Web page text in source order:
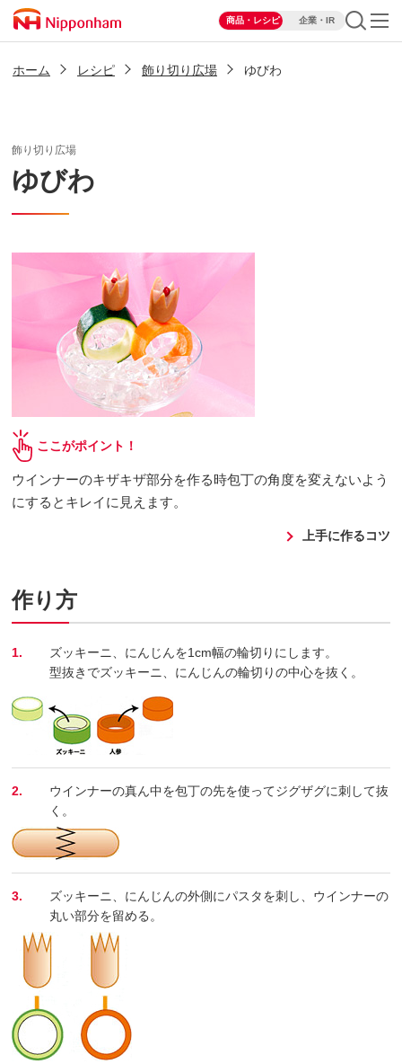
商品・レシピ 企業・IR
ホーム レシピ 飾り切り広場 ゆびわ
飾り切り広場
ゆびわ
ここがポイント！
ウインナーのキザキザ部分を作る時包丁の角度を変えないよう
にするとキレイに見えます。
上手に作るコツ
作り方
1.
ズッキーニ、にんじんを1cm幅の輪切りにします。
型抜きでズッキーニ、にんじんの輪切りの中心を抜く。
2.
ウインナーの真ん中を包丁の先を使ってジグザグに刺して抜
く。
3.
ズッキーニ、にんじんの外側にパスタを刺し、ウインナーの
丸い部分を留める。